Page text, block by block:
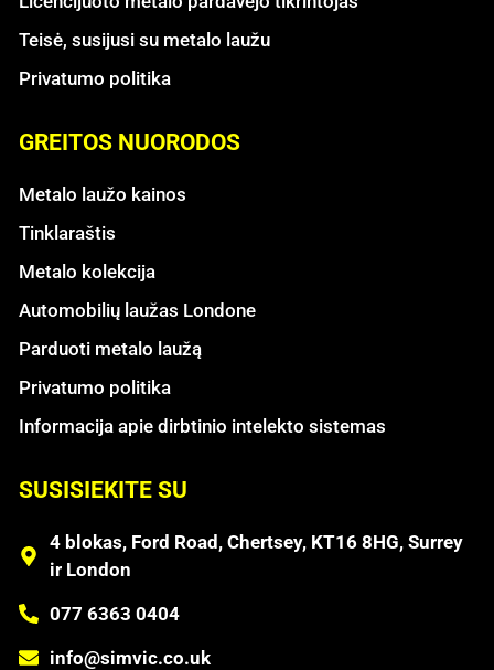
Teisė, susijusi su metalo laužu
Privatumo politika
GREITOS NUORODOS
Metalo laužo kainos
Tinklaraštis
Metalo kolekcija
Automobilių laužas Londone
Parduoti metalo laužą
Privatumo politika
Informacija apie dirbtinio intelekto sistemas
SUSISIEKITE SU
4 blokas, Ford Road, Chertsey, KT16 8HG, Surrey
ir London
077 6363 0404
info@simvic.co.uk